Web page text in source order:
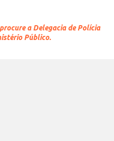
a Delegacia de Polícia
Público.